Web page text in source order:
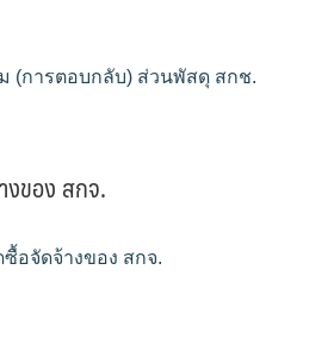
(การตอบกลับ) ส่วนพัสดุ สกช.
งของ สกจ.
อจัดจ้างของ สกจ.